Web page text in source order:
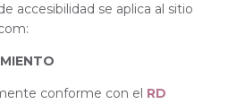
accesibilidad se aplica al sitio
conforme con el RD